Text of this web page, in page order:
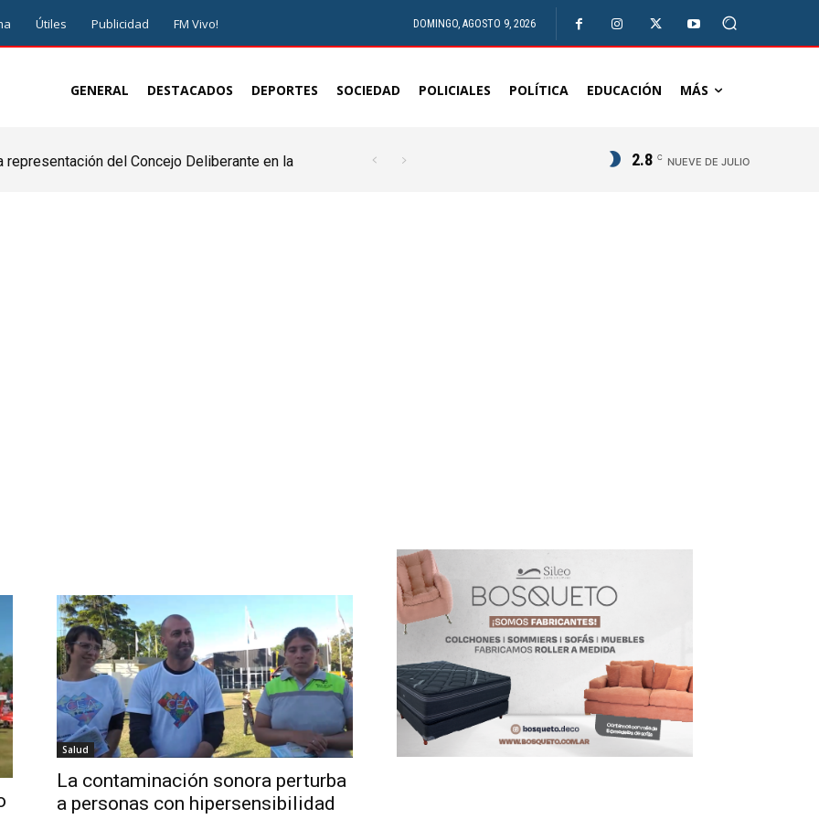
Útiles Publicidad FM Vivo! DOMINGO, AGOSTO 9, 2026
GENERAL DESTACADOS DEPORTES SOCIEDAD POLICIALES POLÍTICA EDUCACIÓN MÁS
del Concejo Deliberante en la
2.8 C NUEVE DE JULIO
Salud
La contaminación sonora perturba
a personas con hipersensibilidad